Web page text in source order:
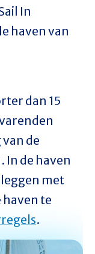
In
haven van
dan 15
de
In de haven
met
haven te
.